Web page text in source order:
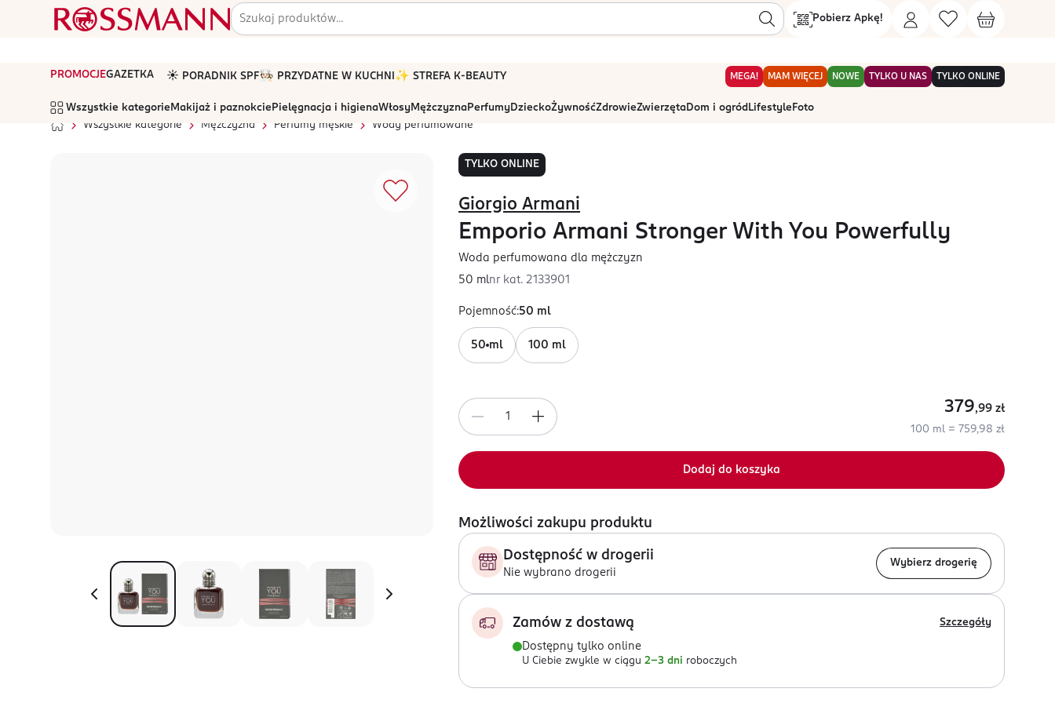
Pobierz Apkę!
PROMOCJEGAZETKA ☀️ PORADNIK SPF🧑🏻‍🍳 PRZYDATNE W KUCHNI ✨ STREFA K-BEAUTY MEGA! MAM WIĘCEJ NOWE TYLKO U NAS TYLKO ONLINE
Wszystkie kategorie Makijaż i paznokcie Pielęgnacja i higienaWłosyMężczyznaPerfumyDzieckoŻywnośćZdrowieZwierzętaDom i ogród Lifestyle Foto
Wszystkie kategorie
Mężczyzna Perfumy męskie Wody perfumowane
TYLKO ONLINE
Giorgio Armani
Emporio Armani Stronger With You Powerfully
Woda perfumowana dla mężczyzn
50 mlnr kat. 2133901
Pojemność:50 ml
50 ml 100 ml
379,99 zł
100 ml = 759,98 zł
Dodaj do koszyka
Możliwości zakupu produktu
Dostępność w drogerii
Nie wybrano drogerii
Wybierz drogerię
Zamów z dostawą Szczegóły
Dostępny tylko online
U Ciebie zwykle w ciągu 2-3 dni roboczych